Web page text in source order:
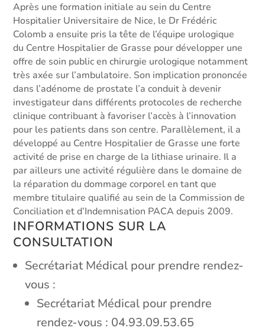
Après une formation initiale au sein du Centre
Hospitalier Universitaire de Nice, le Dr Frédéric
Colomb a ensuite pris la tête de l’équipe urologique
du Centre Hospitalier de Grasse pour développer une
offre de soin public en chirurgie urologique notamment
très axée sur l’ambulatoire. Son implication prononcée
dans l’adénome de prostate l’a conduit à devenir
investigateur dans différents protocoles de recherche
clinique contribuant à favoriser l’accès à l’innovation
pour les patients dans son centre. Parallèlement, il a
développé au Centre Hospitalier de Grasse une forte
activité de prise en charge de la lithiase urinaire. Il a
par ailleurs une activité régulière dans le domaine de
la réparation du dommage corporel en tant que
membre titulaire qualifié au sein de la Commission de
Conciliation et d’Indemnisation PACA depuis 2009.
INFORMATIONS SUR LA
CONSULTATION
Secrétariat Médical pour prendre rendez-
vous :
Secrétariat Médical pour prendre
rendez-vous : 04.93.09.53.65